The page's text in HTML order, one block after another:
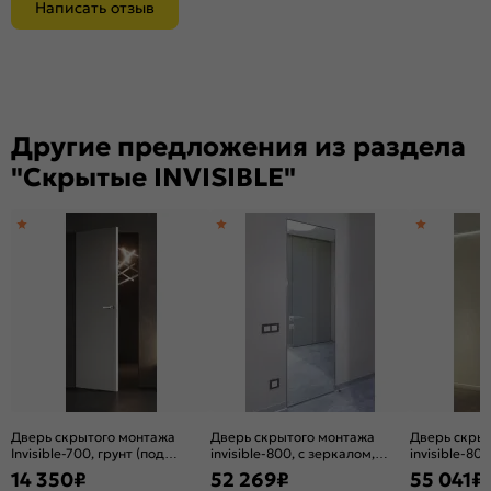
Написать отзыв
Другие предложения из раздела
"Скрытые INVISIBLE"
Дверь скрытого монтажа
Invisible-700, грунт (под
окраску), прямое открывание,
Грунт, каркасно-щитовая
14 350₽
Дверь скрытого монтажа
invisible-800, с зеркалом,
серебро, кромка
алюминиевая матовый хром,
52 269₽
Дверь
invisible-
серебро,
55 041₽